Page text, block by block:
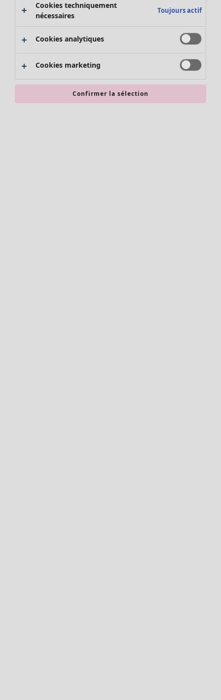
Promos SOLDES
Les promos de Gudrun Sjödén
Nouvel arrivage
Bonnes affaires en soldes - jusqu'à -70
Cookies techniquement
nécessaires
Toujours actif
Cookies analytiques
Cookies marketing
Confirmer la sélection